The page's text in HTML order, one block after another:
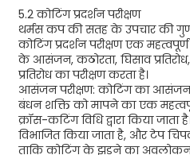
5.2 कोटिंग प्रदर्शन परीक्षण
थर्मस कप की सतह के उपचार की
कोटिंग प्रदर्शन परीक्षण एक
के आसंजन, कठोरता, घिसाव प्रतिरोध,
प्रतिरोध का परीक्षण करता है।
आसंजन परीक्षण: कोटिंग का
बंधन शक्ति को मापने का एक
क्रॉस-कटिंग विधि द्वारा किया जाता
विभाजित किया जाता है, और टेप
ताकि कोटिंग के झड़ने का